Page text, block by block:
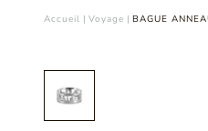
Accueil | Voyage | BAGUE